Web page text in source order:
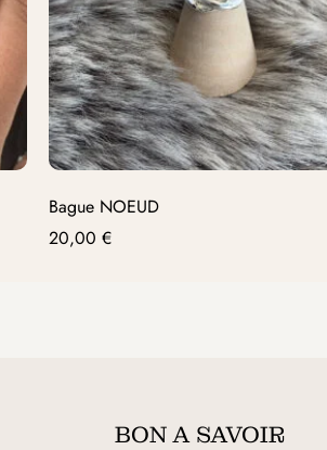
Bague NOEUD
20,00 €
BON A SAVOIR